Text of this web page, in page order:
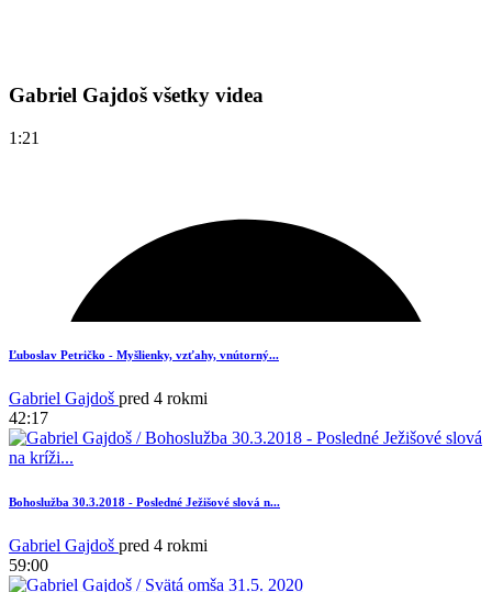
Gabriel Gajdoš všetky videa
1:21
Ľuboslav Petričko - Myšlienky, vzťahy, vnútorný...
Gabriel Gajdoš pred 4 rokmi
42:17
Bohoslužba 30.3.2018 - Posledné Ježišové slová n...
Gabriel Gajdoš pred 4 rokmi
59:00